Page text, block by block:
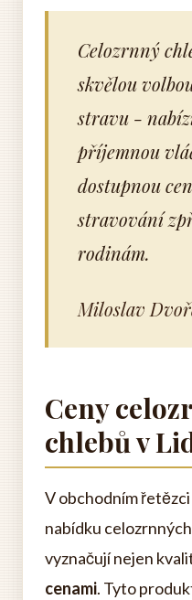
Celozrnný
skvělou
stravu -
příjemnou
dostupnou
stravování
rodinám.
Miloslav
Ceny
chlebů v
V obchodním
nabídku
vyznačují nejen
cenami. Tyto